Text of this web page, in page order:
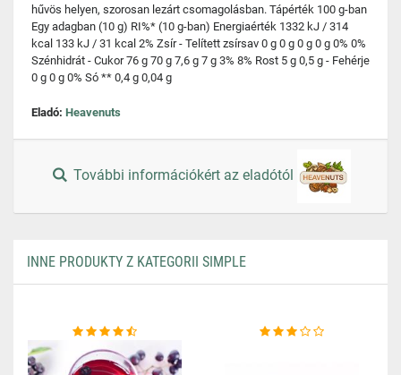
hűvös helyen, szorosan lezárt csomagolásban. Tápérték 100 g-ban
Egy adagban (10 g) RI%* (10 g-ban) Energiaérték 1332 kJ / 314
kcal 133 kJ / 31 kcal 2% Zsír - Telített zsírsav 0 g 0 g 0 g 0 g 0% 0%
Szénhidrát - Cukor 76 g 70 g 7,6 g 7 g 3% 8% Rost 5 g 0,5 g - Fehérje
0 g 0 g 0% Só ** 0,4 g 0,04 g
Eladó: Heavenuts
További információkért az eladótól
INNE PRODUKTY Z KATEGORII SIMPLE